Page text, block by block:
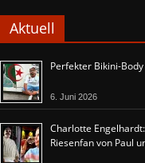
Aktuell
Perfekter Bikini-
6. Juni 2026
Charlotte
Riesenfan von Paul